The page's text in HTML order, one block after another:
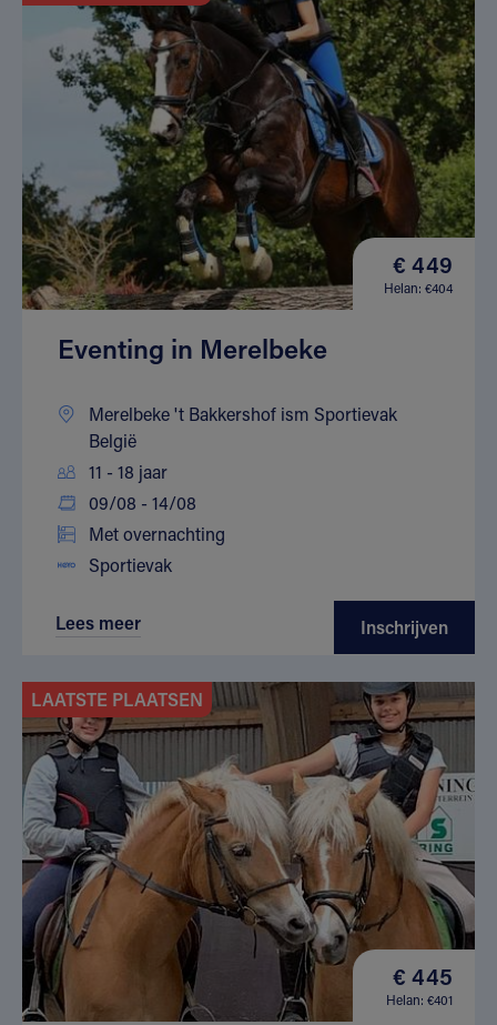
€ 449
Helan: €404
Eventing in Merelbeke
Merelbeke 't Bakkershof ism Sportievak
België
11 - 18 jaar
09/08 - 14/08
Met overnachting
Sportievak
Lees meer Inschrijven
LAATSTE PLAATSEN
€ 445
Helan: €401